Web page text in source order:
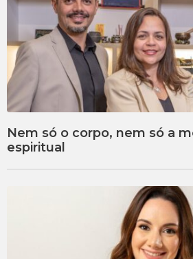
Nem só o corpo, nem só a
espiritual